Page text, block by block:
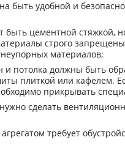
быть удобной и
быть цементной стяжкой,
строго
материалов;
и потолка должны быть
плиткой или кафелем.
прикрывать
сделать
требует